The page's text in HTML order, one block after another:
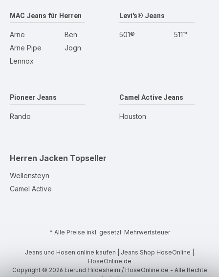
MAC Jeans für Herren
Arne
Arne Pipe
Lennox
Ben
Jogn
Levi's® Jeans
501® 511™
Pioneer Jeans
Rando
Camel Active Jeans
Houston
Herren Jacken Topseller
Wellensteyn
Camel Active
* Alle Preise inkl. gesetzl. Mehrwertsteuer
Jeans und Hosen online kaufen | Jeans Shop HoseOnline |
HoseOnline.de
Copyright © 2026 Eierund Hildesheim / HoseOnline.de - Alle Rechte